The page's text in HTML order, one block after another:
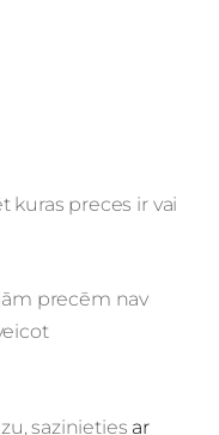
kuras preces ir vai
precēm nav
sazinieties ar